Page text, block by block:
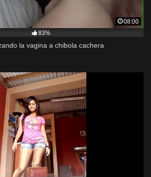
08:00
83%
la vagina a chibola cachera